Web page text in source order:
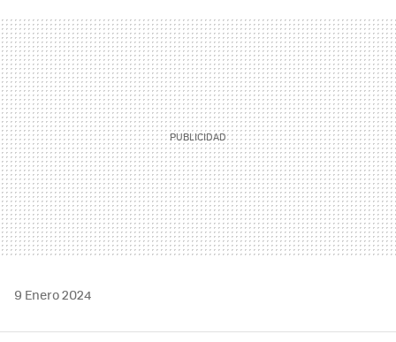
MAIL
9 Enero 2024